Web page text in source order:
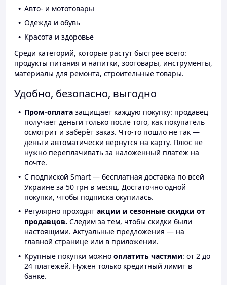
Авто- и мототовары
Одежда и обувь
Красота и здоровье
Среди категорий, которые растут быстрее всего:
продукты питания и напитки, зоотовары, инструменты,
материалы для ремонта, строительные товары.
Удобно, безопасно, выгодно
Пром-оплата защищает каждую покупку: продавец
получает деньги только после того, как покупатель
осмотрит и заберёт заказ. Что-то пошло не так —
деньги автоматически вернутся на карту. Плюс не
нужно переплачивать за наложенный платёж на
почте.
С подпиской Smart — бесплатная доставка по всей
Украине за 50 грн в месяц. Достаточно одной
покупки, чтобы подписка окупилась.
Регулярно проходят акции и сезонные скидки от
продавцов. Следим за тем, чтобы скидки были
настоящими. Актуальные предложения — на
главной странице или в приложении.
Крупные покупки можно оплатить частями: от 2 до
24 платежей. Нужен только кредитный лимит в
банке.